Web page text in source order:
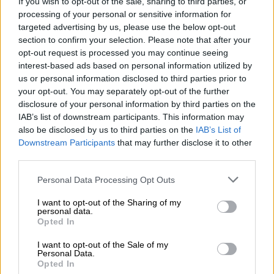
processing of your personal or sensitive information for
targeted advertising by us, please use the below opt-out
section to confirm your selection. Please note that after your
opt-out request is processed you may continue seeing
interest-based ads based on personal information utilized by
us or personal information disclosed to third parties prior to
your opt-out. You may separately opt-out of the further
disclosure of your personal information by third parties on the
IAB’s list of downstream participants. This information may
also be disclosed by us to third parties on the IAB’s List of
Downstream Participants that may further disclose it to other
Please note that this website/app uses one or more Google
not limited to your visit or usage behaviour. You may click to
grant or deny consent to Google and its third-party tags to
use your data for below specified purposes in below Google
consent section.
Personal Data Processing Opt Outs
I want to opt-out of the Sharing of my
personal data.
Opted In
I want to opt-out of the Sale of my
Personal Data.
Opted In
Δράμα επικοινωνώντας το μήνυμα για τον
ανερχόμενοελληνικόαμπελώναπου παράγει
πλέον μερικά από τα πιο συναρπαστικά
κρασιά στον κόσμο δίχως ίχνος υπερβολής».
Παράλληλα o Γρηγόρης Μιχαήλος(Founding
partner & Development Manager του 50 GGW)
δήλωσε: «Η συμμετοχή του 50 GGW στο
φετινό Συμπόσιο των MW είναι μια
κορυφαία εκδήλωση προβολής της υψηλής
ποιότητας του ελληνικού κρασιού μέσα από
που έχουμε αναπτύξει και αποτελεί μια
ακόμα δυνατή φωνή που έχει σκοπό να
αναδείξει το ελληνικό κρασί και να το
τοποθετήσει στην θέση που του αξίζει».